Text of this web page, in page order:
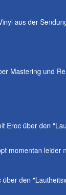
aus der
Mastering und
Eroc über den
momentan leider
den